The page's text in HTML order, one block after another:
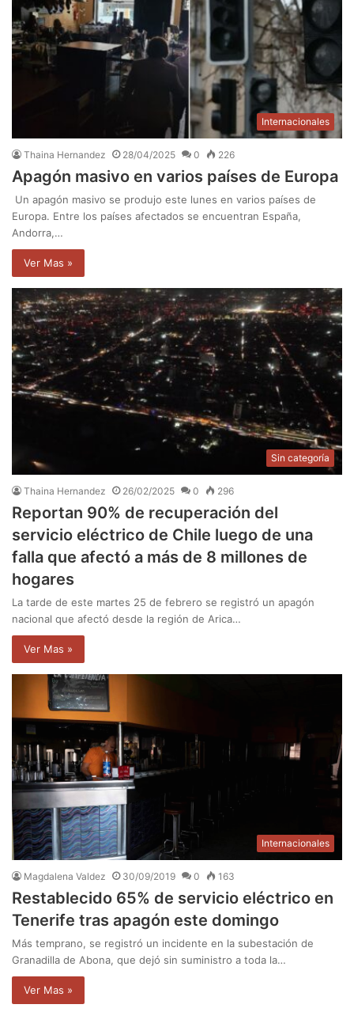
Internacionales
Thaina Hernandez 28/04/2025 0 226
Apagón masivo en varios países de Europa
Un apagón masivo se produjo este lunes en varios países de
Europa. Entre los países afectados se encuentran España,
Andorra,…
Ver Mas »
Sin categoría
Thaina Hernandez 26/02/2025 0 296
Reportan 90% de recuperación del
servicio eléctrico de Chile luego de una
falla que afectó a más de 8 millones de
hogares
La tarde de este martes 25 de febrero se registró un apagón
nacional que afectó desde la región de Arica…
Ver Mas »
Internacionales
Magdalena Valdez 30/09/2019 0 163
Restablecido 65% de servicio eléctrico en
Tenerife tras apagón este domingo
Más temprano, se registró un incidente en la subestación de
Granadilla de Abona, que dejó sin suministro a toda la…
Ver Mas »